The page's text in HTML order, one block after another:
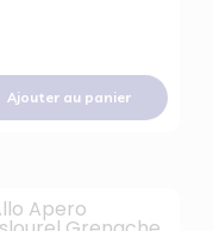
Ajouter au panier